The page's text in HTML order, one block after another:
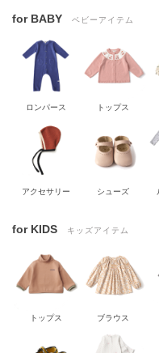
for BABY ベビーアイテム
ロンパース トップス
アクセサリー シューズ
for KIDS キッズアイテム
トップス ブラウス